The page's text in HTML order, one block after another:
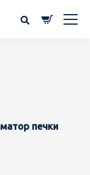
матор печки